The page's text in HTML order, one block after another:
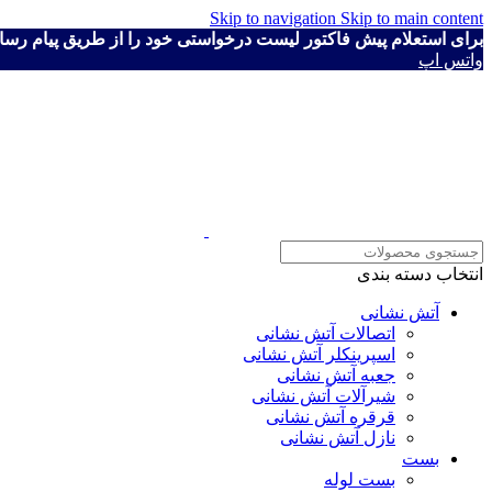
Skip to navigation Skip to main content
برای استعلام پیش فاکتور لیست درخواستی خود را از طریق پیام رسان ها به شماره
واتس اپ
انتخاب دسته بندی
آتش نشانی
اتصالات آتش نشانی
اسپرینکلر آتش نشانی
جعبه آتش نشانی
شیرآلات آتش نشانی
قرقره آتش نشانی
نازل آتش نشانی
بست
بست لوله